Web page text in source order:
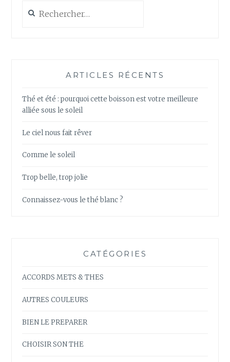
ARTICLES RÉCENTS
Thé et été : pourquoi cette boisson est votre meilleure
alliée sous le soleil
Le ciel nous fait rêver
Comme le soleil
Trop belle, trop jolie
Connaissez-vous le thé blanc ?
CATÉGORIES
ACCORDS METS & THES
AUTRES COULEURS
BIEN LE PREPARER
CHOISIR SON THE